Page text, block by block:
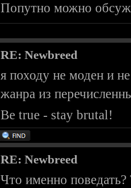
Попутно можно
RE: Newbreed
я походу не моден и
жанра из
Be true - stay brutal!
RE: Newbreed
Что именно